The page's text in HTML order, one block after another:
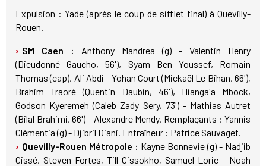
Expulsion : Yade (après le coup de sifflet final) à Quevilly-
Rouen.
SM Caen :
Anthony Mandrea (g) - Valentin Henry
(Dieudonné Gaucho, 56'), Syam Ben Youssef, Romain
Thomas (cap), Ali Abdi - Yohan Court (Mickaël Le Bihan, 66'),
Brahim Traoré (Quentin Daubin, 46'), Hianga'a Mbock,
Godson Kyeremeh (Caleb Zady Sery, 73') - Mathias Autret
(Bilal Brahimi, 66') - Alexandre Mendy. Remplaçants : Yannis
Clémentia (g) - Djibril Diani. Entraîneur : Patrice Sauvaget.
Quevilly-Rouen Métropole : Kayne Bonnevie (g) - Nadjib
Cissé, Steven Fortes, Till Cissokho, Samuel Loric - Noah